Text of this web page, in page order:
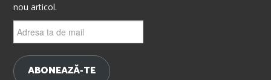
nou articol.
ta
mail
ABONEAZĂ-TE